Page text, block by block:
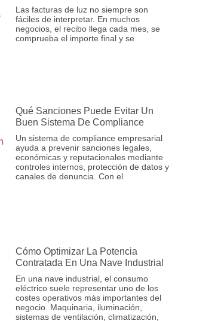
Las facturas de luz no siempre son
fáciles de interpretar. En muchos
negocios, el recibo llega cada mes, se
comprueba el importe final y se
Qué Sanciones Puede Evitar Un
Buen Sistema De Compliance
Un sistema de compliance empresarial
ayuda a prevenir sanciones legales,
económicas y reputacionales mediante
controles internos, protección de datos y
canales de denuncia. Con el
Cómo Optimizar La Potencia
Contratada En Una Nave Industrial
En una nave industrial, el consumo
eléctrico suele representar uno de los
costes operativos más importantes del
negocio. Maquinaria, iluminación,
sistemas de ventilación, climatización,